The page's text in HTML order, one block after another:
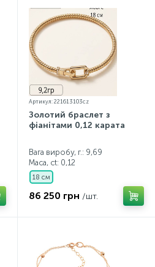
Артикул: 221613103cz
Золотий браслет з
фіанітами 0,12 карата
Вага виробу, г.: 9,69
Маса, ct: 0,12
18 см
86 250 грн /шт.